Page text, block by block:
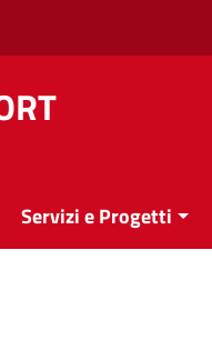
Servizi e Progetti